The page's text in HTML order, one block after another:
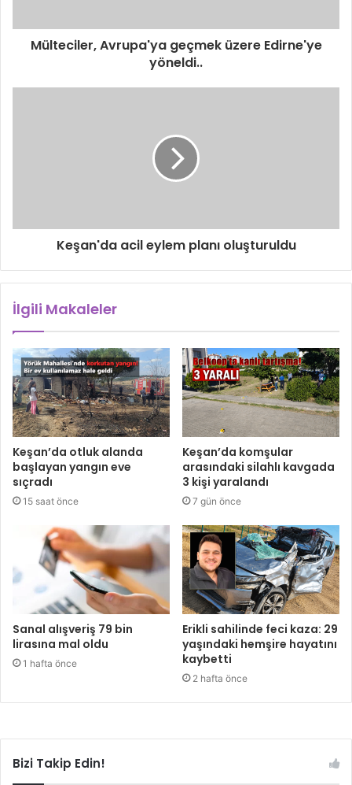
Mülteciler, Avrupa'ya geçmek üzere Edirne'ye
yöneldi..
Keşan'da acil eylem planı oluşturuldu
İlgili Makaleler
Keşan’da otluk alanda
başlayan yangın eve
sıçradı
15 saat önce
Keşan’da komşular
arasındaki silahlı kavgada
3 kişi yaralandı
7 gün önce
Sanal alışveriş 79 bin
lirasına mal oldu
1 hafta önce
Erikli sahilinde feci kaza: 29
yaşındaki hemşire hayatını
kaybetti
2 hafta önce
Bizi Takip Edin!